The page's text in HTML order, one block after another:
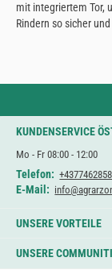
mit integriertem Tor,
Rindern so sicher
KUNDENSERVICE
Mo - Fr 08:00 - 12:00
Telefon:
E-Mail:
UNSERE VORTEILE
UNSERE